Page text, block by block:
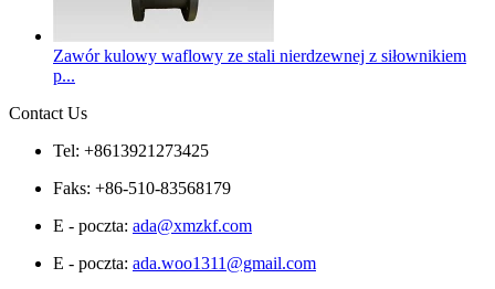
Zawór kulowy waflowy ze stali nierdzewnej z siłownikiem
p...
Contact Us
Tel: +8613921273425
Faks: +86-510-83568179
E - poczta: ada@xmzkf.com
E - poczta: ada.woo1311@gmail.com